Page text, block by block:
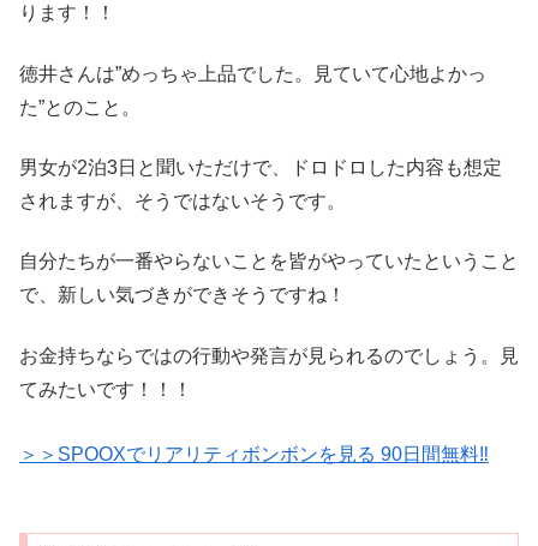
ります！！
徳井さんは”めっちゃ上品でした。見ていて心地よかっ
た”とのこと。
男女が2泊3日と聞いただけで、ドロドロした内容も想定
されますが、そうではないそうです。
自分たちが一番やらないことを皆がやっていたということ
で、新しい気づきができそうですね！
お金持ちならではの行動や発言が見られるのでしょう。見
てみたいです！！！
＞＞SPOOXでリアリティボンボンを見る 90日間無料‼